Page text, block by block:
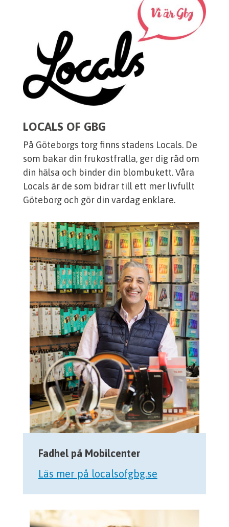
LOCALS OF GBG
På Göteborgs torg finns stadens Locals. De
som bakar din frukostfralla, ger dig råd om
din hälsa och binder din blombukett. Våra
Locals är de som bidrar till ett mer livfullt
Göteborg och gör din vardag enklare.
Fadhel på Mobilcenter
Läs mer på localsofgbg.se